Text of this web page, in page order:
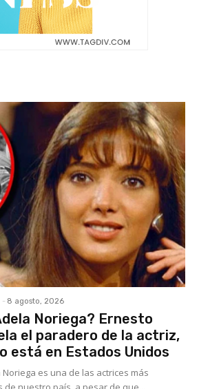
- 8 agosto, 2026
Noriega? Ernesto
el paradero de la actriz,
está en Estados Unidos
es una de las actrices más